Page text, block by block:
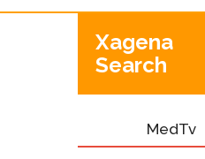
Xagena
Search
MedTv